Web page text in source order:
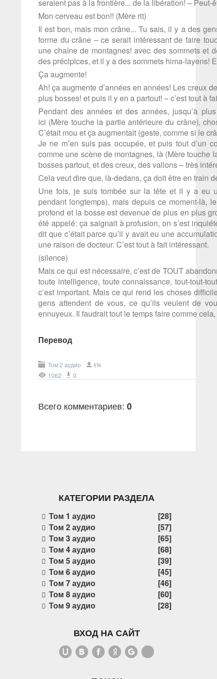
seraient pas à la frontière... de la libération! – Peut-
Mon cerveau est bon!! (Mère rit)
Il est bon, mais mon crâne... Tu sais, il y a des
forme du crâne – ce serait intéressant de faire
une chaîne de montagnes! avec des sommets et
des précipices, et il y a des sommets hima-layens!
Ça augmente!
Ah! ça augmente d’années en années! Les creux
plus bosses! et puis il y en a partout! – c’est tout à
Pendant des années et des années, jusqu’à
ici (Mère touche la partie antérieure du crâne),
C’était mou et ça augmentait (geste, comme si le
Je ne m’en suis pas occupée, et puis tout d’un
comme une scène de montagnes, là (Mère touche
bosses partout, et des creux, des vallons – très
Cela veut dire que, là-dedans, ça doit être en train
Une fois, je suis tombée sur la tête et il y a eu
pendant longtemps), mais depuis ce moment-là,
profond et la bosse est devenue de plus en plus
été appelé: ça saignait à profusion, on s’est
dit que c’était parce qu’il y avait eu une
une raison de docteur. C’est tout à fait intéressant.
(silence)
Mais ce qui est nécessaire, c’est de TOUT
toute intelligence, toute connaissance, tout-tout-
c’est important. Mais ce qui rend les choses
gens attendent de vous, ce qu’ils veulent de
ennuyeux. Il faudrait tout le temps faire comme
Перевод
Том 2 аудио
Irik
1062
0
Всего комментариев: 0
КАТЕГОРИИ РАЗДЕЛА
Том 1 аудио
[28]
Том 2 аудио
[57]
Том 3 аудио
[65]
Том 4 аудио
[68]
Том 5 аудио
[39]
Том 6 аудио
[45]
Том 7 аудио
[46]
Том 8 аудио
[60]
Том 9 аудио
[28]
ВХОД НА САЙТ